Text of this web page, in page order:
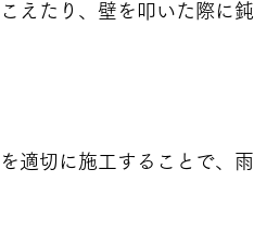
えたり、壁を叩いた際に
適切に施工することで、